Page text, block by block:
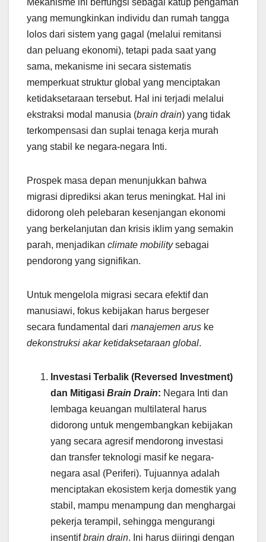
yang memungkinkan individu dan rumah tangga
lolos dari sistem yang gagal (melalui remitansi
dan peluang ekonomi), tetapi pada saat yang
sama, mekanisme ini secara sistematis
memperkuat struktur global yang menciptakan
ketidaksetaraan tersebut. Hal ini terjadi melalui
ekstraksi modal manusia (brain drain) yang tidak
terkompensasi dan suplai tenaga kerja murah
yang stabil ke negara-negara Inti.
Prospek masa depan menunjukkan bahwa
migrasi diprediksi akan terus meningkat. Hal ini
didorong oleh pelebaran kesenjangan ekonomi
yang berkelanjutan dan krisis iklim yang semakin
parah, menjadikan climate mobilitysebagai
pendorong yang signifikan.
Untuk mengelola migrasi secara efektif dan
manusiawi, fokus kebijakan harus bergeser
secara fundamental dari manajemen arus ke
dekonstruksi akar ketidaksetaraan global.
Investasi Terbalik (Reversed Investment)
dan Mitigasi Brain Drain: Negara Inti dan
lembaga keuangan multilateral harus
didorong untuk mengembangkan kebijakan
yang secara agresif mendorong investasi
dan transfer teknologi masif ke negara-
negara asal (Periferi). Tujuannya adalah
menciptakan ekosistem kerja domestik yang
stabil, mampu menampung dan menghargai
pekerja terampil, sehingga mengurangi
insentifbrain drain. Ini harus diiringi dengan